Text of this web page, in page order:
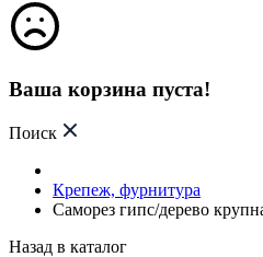
Ваша корзина пуста!
Поиск
Крепеж, фурнитура
Саморез гипс/дерево
Назад в каталог